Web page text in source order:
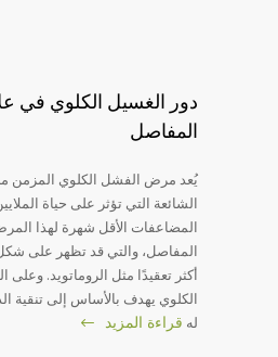
دور الغسيل الكلوي في
المفاصل
يُعد مرض الفشل الكلوي المزمن
الشائعة التي تؤثر على حياة
المضاعفات الأقل شهرة لهذا
المفاصل، والتي قد تظهر على
أكثر تعقيدًا مثل الروماتويد.
الكلوي يهدف بالأساس إلى تنقية
له قراءة المزيد